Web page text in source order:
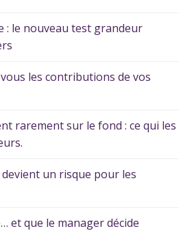
: le nouveau test grandeur
les contributions de vos
rarement sur le fond : ce qui les
un risque pour les
et que le manager décide